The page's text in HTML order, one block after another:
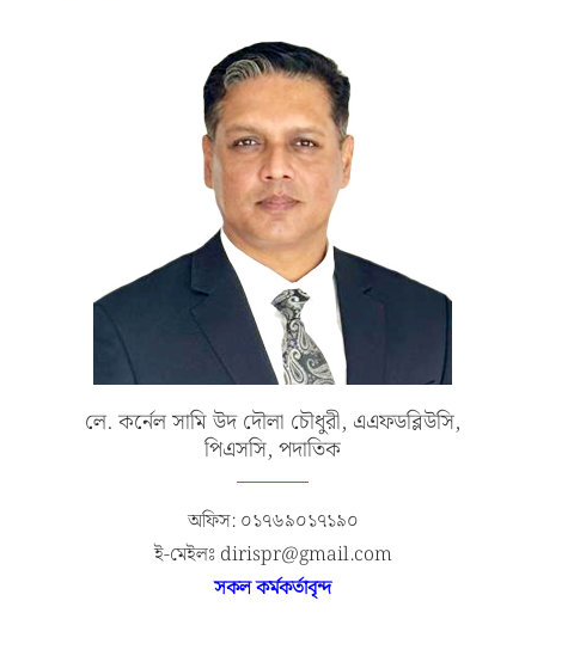
লে. কর্নেল সামি উদ দৌলা চৌধুরী, এএফডব্লিউসি,
পিএসসি, পদাতিক
অফিস: ০১৭৬৯০১৭১৯০
ই-মেইলঃ dirispr@gmail.com
সকল কর্মকর্তাবৃন্দ